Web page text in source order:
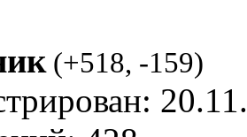
(+518, -159)